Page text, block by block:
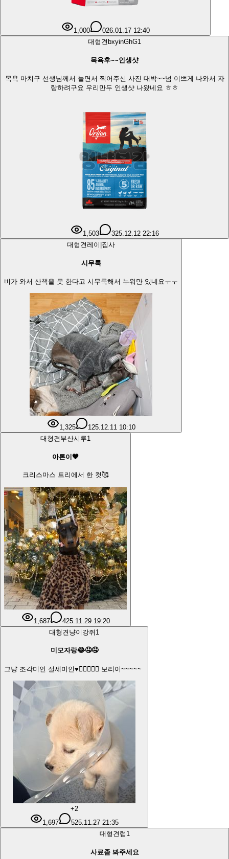
1,000 026.01.17 12:40
대형견 bxyinGhG1
목욕후~~인생샷
목욕 마치구 선생님께서 놀면서 찍어주신 사진 대박~~넘 이쁘게 나와서 자
랑하려구요 우리만두 인생샷 나왔네요 ㅎㅎ
1,503 325.12.12 22:16
대형견레이|집사
시무룩
비가 와서 산책을 못 한다고 시무룩해서 누워만 있네요ㅜㅜ
1,325 1 25.12.11 10:10
대형견 부산시루1
아론이🤎
크리스마스 트리에서 한 컷🥰
1,687 425.11.29 19:20
대형견 냥이강쥐 1
미모자랑😂🤤🤤
그냥 조각미인 절세미인♥️❤️‍🔥❤️‍🔥🔥 보리이~~~~~
+2
1,697
525.11.27 21:35
대형견 럽 1
사료좀 봐주세요